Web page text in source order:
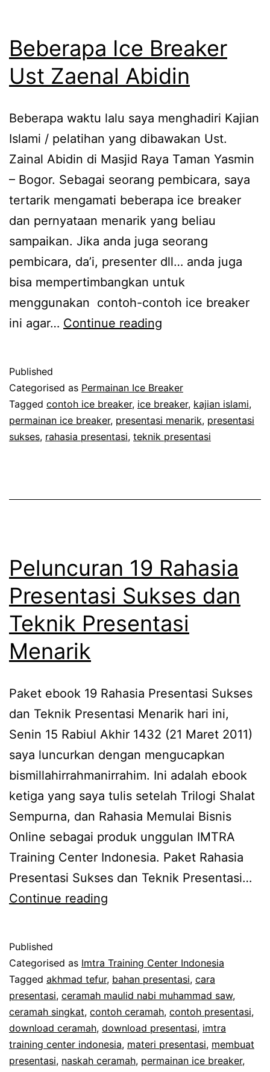
Beberapa Ice Breaker
Ust Zaenal Abidin
Beberapa waktu lalu saya menghadiri Kajian
Islami / pelatihan yang dibawakan Ust.
Zainal Abidin di Masjid Raya Taman Yasmin
– Bogor. Sebagai seorang pembicara, saya
tertarik mengamati beberapa ice breaker
dan pernyataan menarik yang beliau
sampaikan. Jika anda juga seorang
pembicara, da’i, presenter dll… anda juga
bisa mempertimbangkan untuk
menggunakan contoh-contoh ice breaker
ini agar… Continue reading
Ust
Zaenal
Abidin
Published
Categorised as Permainan Ice Breaker
Tagged contoh ice breaker, ice breaker, kajian islami,
permainan ice breaker, presentasi menarik, presentasi
sukses, rahasia presentasi, teknik presentasi
Peluncuran 19 Rahasia
Presentasi Sukses dan
Teknik Presentasi
Menarik
Paket ebook 19 Rahasia Presentasi Sukses
dan Teknik Presentasi Menarik hari ini,
Senin 15 Rabiul Akhir 1432 (21 Maret 2011)
saya luncurkan dengan mengucapkan
bismillahirrahmanirrahim. Ini adalah ebook
ketiga yang saya tulis setelah Trilogi Shalat
Sempurna, dan Rahasia Memulai Bisnis
Online sebagai produk unggulan IMTRA
Training Center Indonesia. Paket Rahasia
Presentasi Sukses dan Teknik Presentasi…
Continue reading
Presentasi
Sukses
dan
Teknik
Presentasi
Menarik
Published
Categorised as Imtra Training Center Indonesia
Tagged akhmad tefur, bahan presentasi, cara
presentasi, ceramah maulid nabi muhammad saw,
ceramah singkat, contoh ceramah, contoh presentasi,
download ceramah, download presentasi, imtra
training center indonesia, materi presentasi, membuat
presentasi, naskah ceramah, permainan ice breaker,